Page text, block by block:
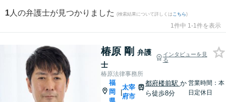
1 人の弁護士が見つかりました (検索結果について詳しくは こちら)
1件中 1-1件を表示
椿原 剛 弁護
士
インタビューを見
る
椿原法律事務所
福
岡
|
太宰
府市
都府楼前駅 か
ら徒歩8分
営業時間：本
日定休日